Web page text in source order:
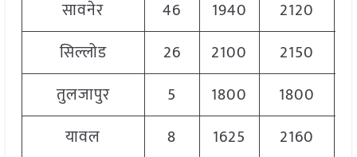
सावनेर
46 1940 2120
सिल्लोड
26 2100 2150
तुलजापुर
5 1800 1800
यावल
8 1625 2160